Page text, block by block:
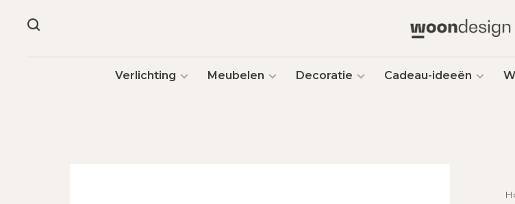
Verlichting Meubelen Decoratie Cadeau-ideeën